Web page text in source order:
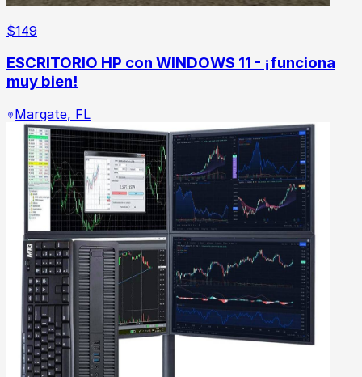
$149
ESCRITORIO HP con WINDOWS 11 - ¡funciona
muy bien!
Margate, FL